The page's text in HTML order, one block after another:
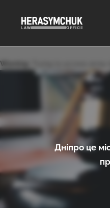
Дніпро це
Warning